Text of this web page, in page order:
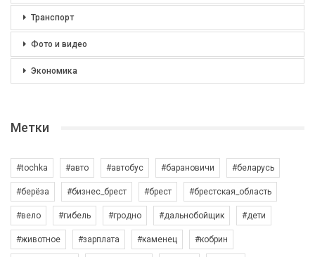
Транспорт
Фото и видео
Экономика
Метки
#tochka #авто #автобус #барановичи #беларусь
#берёза #бизнес_брест #брест #брестская_область
#вело #гибель #гродно #дальнобойщик #дети
#животное #зарплата #каменец #кобрин